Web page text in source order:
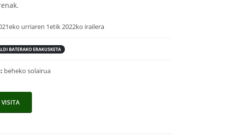
urriaren 1etik 2022ko irailera
BATERAKO ERAKUSKETA
beheko solairua
VISITA